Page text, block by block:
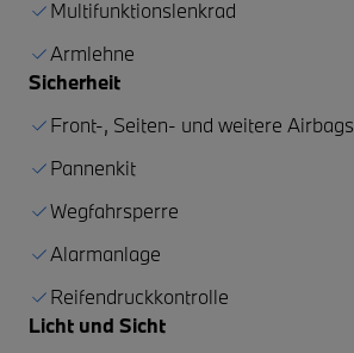
Multifunktionslenkrad
Armlehne
Sicherheit
Front-, Seiten- und weitere Airbags
Pannenkit
Wegfahrsperre
Alarmanlage
Reifendruckkontrolle
Licht und Sicht